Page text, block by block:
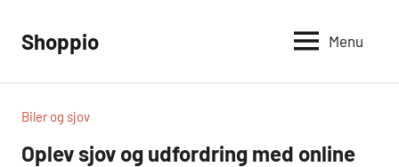
Shoppio
Alt
Menu
Biler og sjov
Oplev sjov og udfordring med online